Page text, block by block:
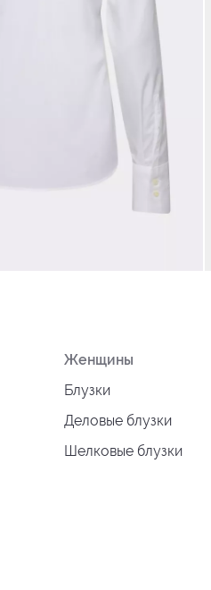
Женщины
Блузки
Деловые блузки
Шелковые блузки